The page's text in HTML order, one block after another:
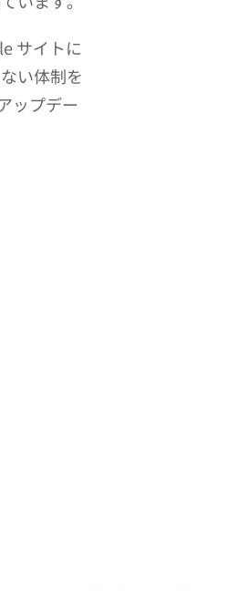
サイトに
い体制を
ップデー